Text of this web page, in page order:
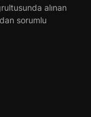
alınan
sorumlu